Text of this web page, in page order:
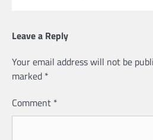
Leave a Reply
Your email address will not be
marked *
Comment *